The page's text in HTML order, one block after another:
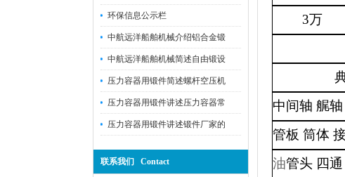
环保信息公示栏
中航远洋船舶机械介绍铝合金锻
中航远洋船舶机械简述自由锻设
压力容器用锻件简述螺杆空压机
压力容器用锻件讲述压力容器常
压力容器用锻件讲述锻件厂家的
联系我们 Contact
3万
中间轴 艉
管板 筒体
油管头 四